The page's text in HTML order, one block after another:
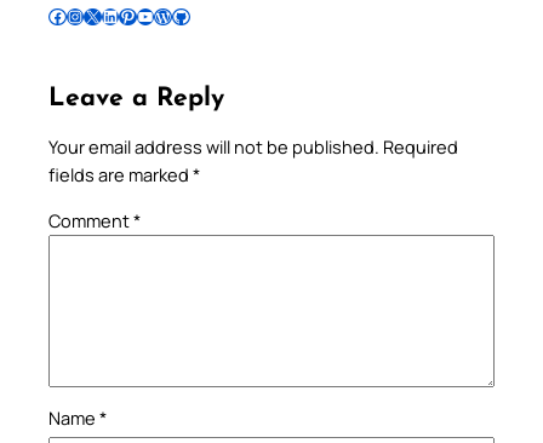
Follow Pradeep on Facebook Follow Pradeep on InstagramFollow Pradeep on X Follow Pradeep on LinkedIn Follow Pradeep on Pinterest Subscribe to Pradeep’s Youtube Channel Follow Pradeep on WordPress Follow Pradeep on GitHub
Leave a Reply
Your email address will not be published. Required
fields are marked *
Comment*
Name *